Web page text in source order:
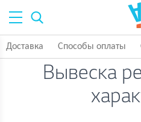
Доставка Способы оплаты
Вывеска